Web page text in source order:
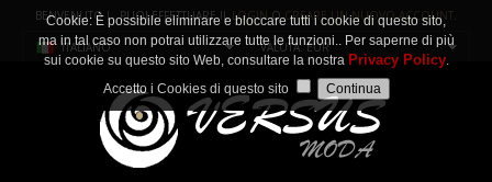
BENVENUTO ! PUOI EFFETTUARE ILLOGINOCREARE UN NUOVO ACCOUNT .
ITALIANO VALUTA: EUR
Cookie: È possibile eliminare e bloccare tutti i cookie di questo sito,
ma in tal caso non potrai utilizzare tutte le funzioni.. Per saperne di più
sui cookie su questo sito Web, consultare la nostra Privacy Policy.
Accetto i Cookies di questo sito